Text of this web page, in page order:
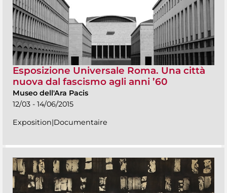
Esposizione Universale Roma. Una città
nuova dal fascismo agli anni ’60
Museo dell'Ara Pacis
12/03 - 14/06/2015
Exposition|Documentaire